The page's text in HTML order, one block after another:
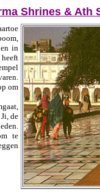
Shrines & Ath
in
om
de
te